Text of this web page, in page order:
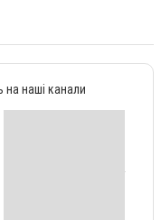
на наші канали